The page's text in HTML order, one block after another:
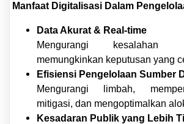
Manfaat Digitalisasi Dalam
Data Akurat & Real-time
Mengurangi kesalahan
memungkinkan keputusan yang
Efisiensi Pengelolaan Sumber
Mengurangi limbah,
mitigasi, dan mengoptimalkan
Kesadaran Publik yang Lebih